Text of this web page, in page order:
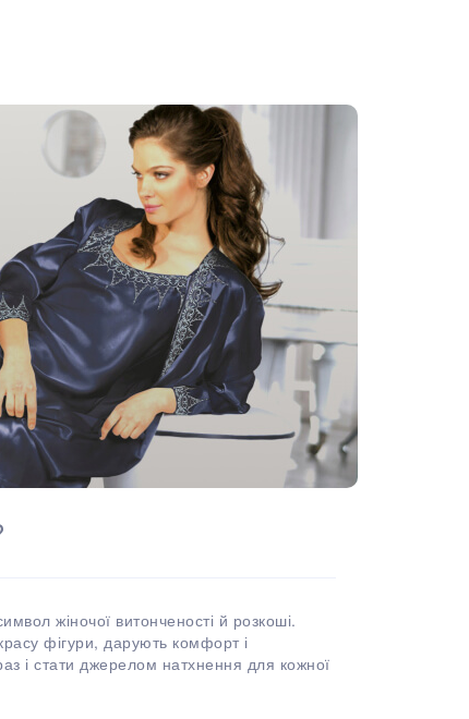
жіночої витонченості й розкоші.
фігури, дарують комфорт і
і стати джерелом натхнення для кожної